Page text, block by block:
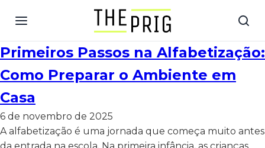
Primeiros Passos na Alfabetização:
Como Preparar o Ambiente em
Casa
6 de novembro de 2025
A alfabetização é uma jornada que começa muito antes